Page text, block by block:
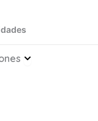
Abrir Gestiones